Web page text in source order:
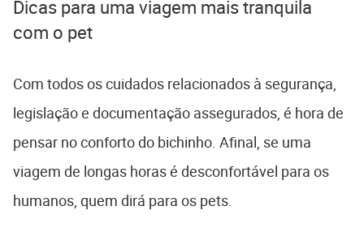
Dicas para uma viagem mais tranquila
com o pet
Com todos os cuidados relacionados à segurança,
legislação e documentação assegurados, é hora de
pensar no conforto do bichinho. Afinal, se uma
viagem de longas horas é desconfortável para os
humanos, quem dirá para os pets.